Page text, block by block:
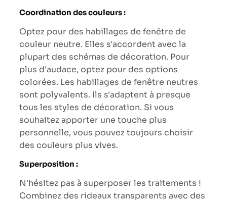
Coordination des couleurs :
Optez pour des habillages de fenêtre de
couleur neutre. Elles s'accordent avec la
plupart des schémas de décoration. Pour
plus d'audace, optez pour des options
colorées. Les habillages de fenêtre neutres
sont polyvalents. Ils s'adaptent à presque
tous les styles de décoration. Si vous
souhaitez apporter une touche plus
personnelle, vous pouvez toujours choisir
des couleurs plus vives.
Superposition :
N'hésitez pas à superposer les traitements !
Combinez des rideaux transparents avec des